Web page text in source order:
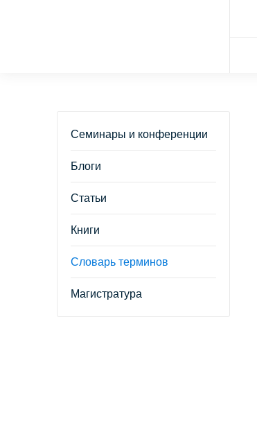
Семинары и конференции
Блоги
Статьи
Книги
Словарь терминов
Магистратура